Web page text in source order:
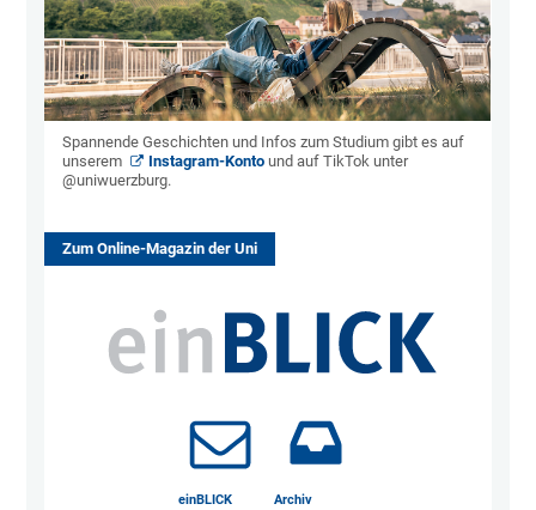
Spannende Geschichten und Infos zum Studium gibt es auf
unserem
Instagram-Konto und auf TikTok unter
@uniwuerzburg.
Zum Online-Magazin der Uni
einBLICK
Archiv